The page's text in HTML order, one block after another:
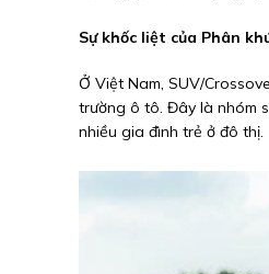
Sự khốc liệt của Phân
Ở Việt Nam, SUV/
trường ô tô. Đây là nhóm
nhiều gia đình trẻ ở đô thị.